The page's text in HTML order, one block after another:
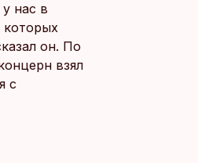
нас в
которых
он. По
взял
с